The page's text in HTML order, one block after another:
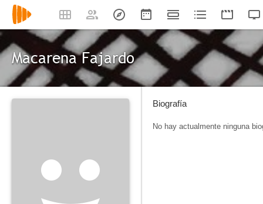
Macarena Fajardo
Biografía
No hay actualmente ninguna